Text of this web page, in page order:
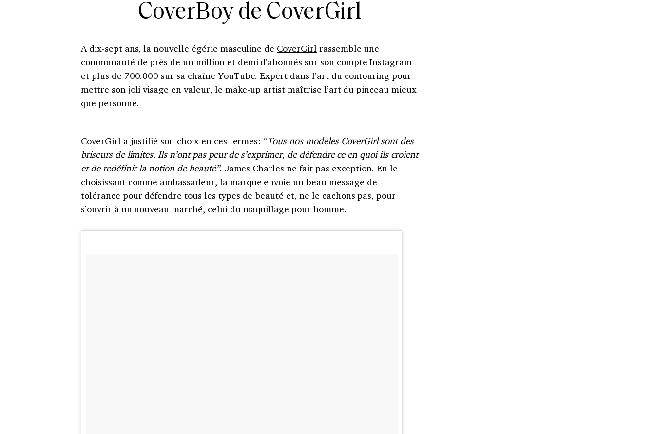
CoverBoy de CoverGirl
A dix-sept ans, la nouvelle égérie masculine de CoverGirl rassemble une
communauté de près de un million et demi d’abonnés sur son compte Instagram
et plus de 700.000 sur sa chaîne YouTube. Expert dans l’art du contouring pour
mettre son joli visage en valeur, le make-up artist maîtrise l’art du pinceau mieux
que personne.
CoverGirl a justifié son choix en ces termes: “Tous nos modèles CoverGirl sont des
briseurs de limites. Ils n’ont pas peur de s’exprimer, de défendre ce en quoi ils croient
et de redéfinir la notion de beauté”. James Charles ne fait pas exception. En le
choisissant comme ambassadeur, la marque envoie un beau message de
tolérance pour défendre tous les types de beauté et, ne le cachons pas, pour
s’ouvrir à un nouveau marché, celui du maquillage pour homme.